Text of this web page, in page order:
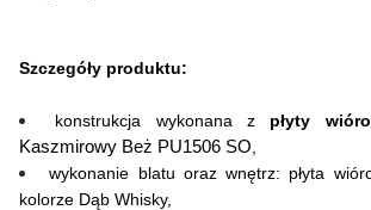
Prostokątny
Materiał:
Płyta meblowa
Szczegóły produktu:
konstrukcja wykonana z
Kaszmirowy Beż PU1506 SO
wykonanie blatu oraz wnętrz: płyta
kolorze Dąb Whisky,